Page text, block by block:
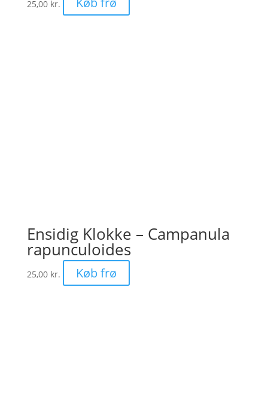
25,00 kr.
Ensidig Klokke – Campanula
rapunculoides
25,00 kr. Køb frø